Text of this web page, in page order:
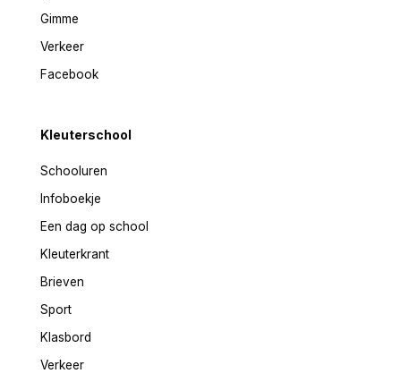
Gimme
Verkeer
Facebook
Kleuterschool
Schooluren
Infoboekje
Een dag op school
Kleuterkrant
Brieven
Sport
Klasbord
Verkeer